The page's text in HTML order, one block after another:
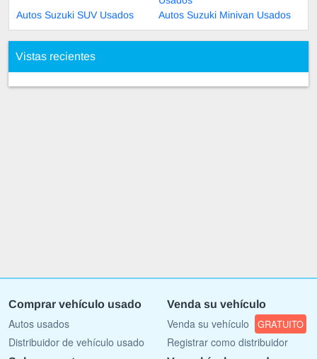
Autos Suzuki SUV Usados
Autos Suzuki Minivan Usados
Vistas recientes
Comprar vehículo usado
Autos usados
Distribuidor de vehículo usado
Venda su vehículo
Venda su vehículo GRATUITO
Registrar como distribuidor